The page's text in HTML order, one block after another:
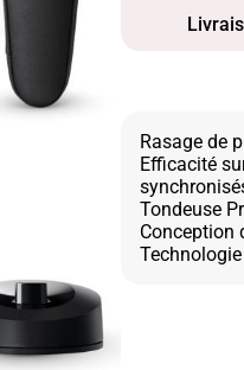
Rasage de
Efficacité
Tondeuse
Conception